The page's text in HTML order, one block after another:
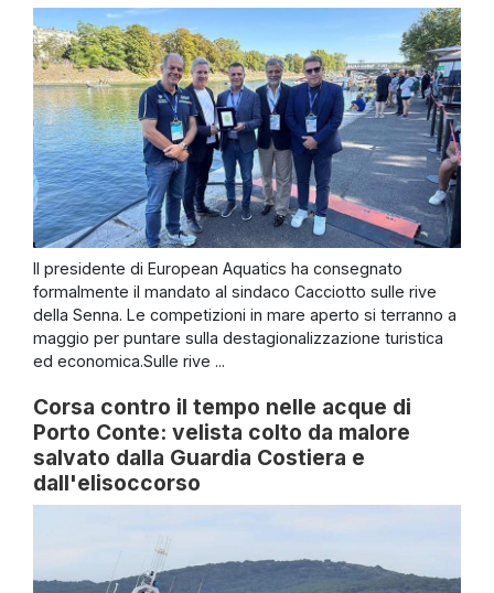
Il presidente di European Aquatics ha consegnato
formalmente il mandato al sindaco Cacciotto sulle rive
della Senna. Le competizioni in mare aperto si terranno a
maggio per puntare sulla destagionalizzazione turistica
ed economica.Sulle rive ...
Corsa contro il tempo nelle acque di
Porto Conte: velista colto da malore
salvato dalla Guardia Costiera e
dall'elisoccorso